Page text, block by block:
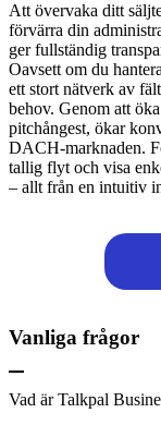
Att övervaka ditt
förvärra din
ger fullständig
Oavsett om du
ett stort nätverk av
behov. Genom att
pitchångest, ökar
DACH-marknaden.
tallig flyt och visa
– allt från en intuitiv
Vanliga frågor
Vad är Talkpal